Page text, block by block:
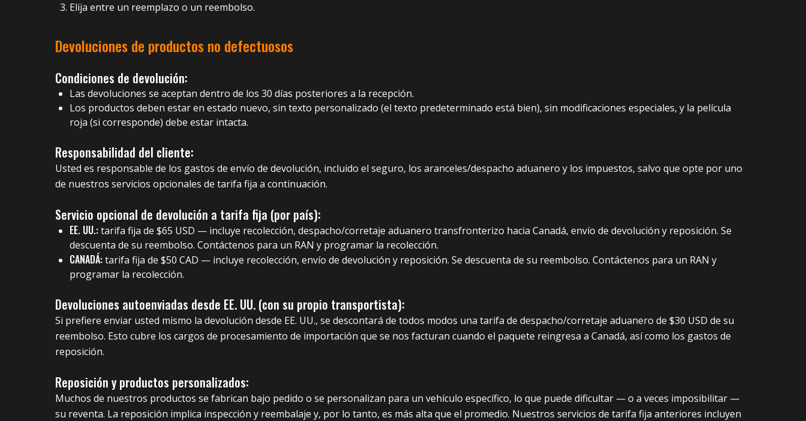
Elija entre un reemplazo o un reembolso.
Devoluciones de productos no defectuosos
Condiciones de devolución:
Las devoluciones se aceptan dentro de los 30 días posteriores a la recepción.
Los productos deben estar en estado nuevo, sin texto personalizado (el texto predeterminado está bien), sin modificaciones especiales, y la película
roja (si corresponde) debe estar intacta.
Responsabilidad del cliente:
Usted es responsable de los gastos de envío de devolución, incluido el seguro, los aranceles/despacho aduanero y los impuestos, salvo que opte por uno
de nuestros servicios opcionales de tarifa fija a continuación.
Servicio opcional de devolución a tarifa fija (por país):
EE. UU.:tarifa fija de $65 USD — incluye recolección, despacho/corretaje aduanero transfronterizo hacia Canadá, envío de devolución y reposición. Se
descuenta de su reembolso. Contáctenos para un RAN y programar la recolección.
CANADÁ:tarifa fija de $50 CAD — incluye recolección, envío de devolución y reposición. Se descuenta de su reembolso. Contáctenos para un RAN y
programar la recolección.
Devoluciones autoenviadas desde EE. UU. (con su propio transportista):
Si prefiere enviar usted mismo la devolución desde EE. UU., se descontará de todos modos una tarifa de despacho/corretaje aduanero de $30 USD de su
reembolso. Esto cubre los cargos de procesamiento de importación que se nos facturan cuando el paquete reingresa a Canadá, así como los gastos de
reposición.
Reposición y productos personalizados:
Muchos de nuestros productos se fabrican bajo pedido o se personalizan para un vehículo específico, lo que puede dificultar — o a veces imposibilitar —
su reventa. La reposición implica inspección y reembalaje y, por lo tanto, es más alta que el promedio. Nuestros servicios de tarifa fija anteriores incluyen